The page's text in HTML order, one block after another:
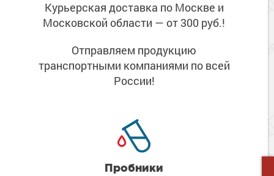
Курьерская доставка по Москве и
Московской области — от 300 руб.!
Отправляем продукцию
транспортными компаниями по всей
России!
Пробники